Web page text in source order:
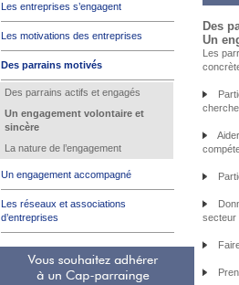
Des
Un
Les
secteur
Les entreprises s’engagent
Les motivations des entreprises
Des parrains motivés
Des parrains actifs et engagés
Un engagement volontaire et
sincère
La nature de l’engagement
Un engagement accompagné
Les réseaux et associations
d’entreprises